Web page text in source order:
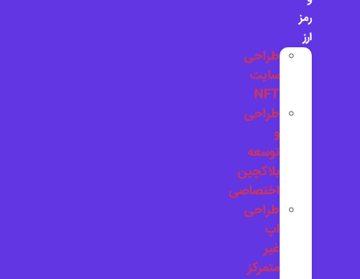
رمز
ارز
طراحی
سایت
NFT
طراحی
توسعه
بلاکچین
اختصاصی
طراحی
اپ
غیر
متمرکز